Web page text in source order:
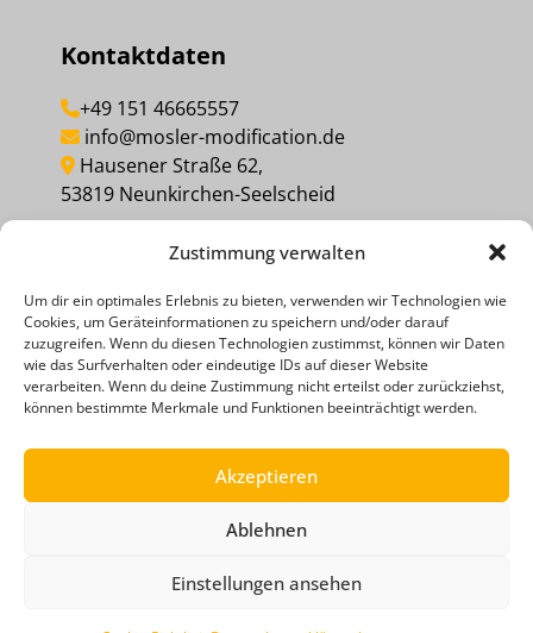
Zustimmung verwalten
Um dir ein optimales Erlebnis zu bieten, verwenden wir Technologien wie
Cookies, um Geräteinformationen zu speichern und/oder darauf
zuzugreifen. Wenn du diesen Technologien zustimmst, können wir Daten
wie das Surfverhalten oder eindeutige IDs auf dieser Website
verarbeiten. Wenn du deine Zustimmung nicht erteilst oder zurückziehst,
können bestimmte Merkmale und Funktionen beeinträchtigt werden.
Akzeptieren
Ablehnen
Einstellungen ansehen
Kontaktdaten
+49 151 46665557
info@mosler-modification.de
Hausener Straße 62,
53819 Neunkirchen-Seelscheid
MEINEN KAUF WIDERRUFEN
Social Media
ZAHLUNGSMETHODEN
RECHTLICHE HINWEISE
WIDERRUFSRECHT
ADMIN TUNINGFILES